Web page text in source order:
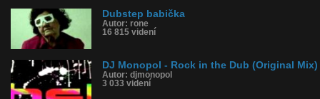
Dubstep babička
Autor: rone
16 815 videní
DJ Monopol - Rock in the Dub (Original Mix)
Autor: djmonopol
3 033 videní